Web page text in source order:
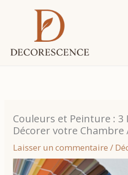
Couleurs et Peinture : 3
Décorer votre Chambre
Laisser un commentaire /